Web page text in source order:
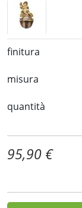
finitura
misura
quantità
95,90 €